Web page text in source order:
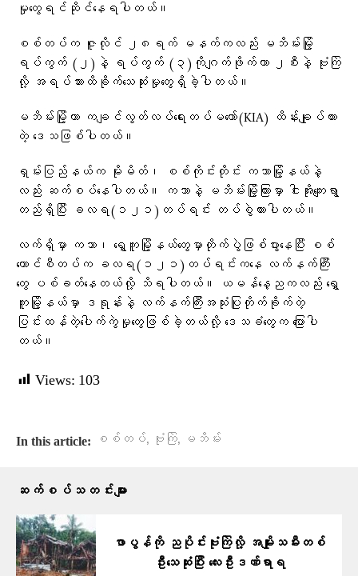
မှုတွေရင်ဆိုင်နေရပါတယ်။
စစ်တပ်က ဇူလိုင် ၂၈ရက် မနက်ကလည်း မဘိမ်းမြို့
ရပ်ကွက် (၂)နဲ့ ရပ်ကွက် (၃)ကိုဂျက်ဖိုက်တာ ၂စီးနဲ့ ဗုံးကြဲ
လို့ အရပ်သားထိခိုက်သေဆုံးမှုတွေရှိခဲ့ပါတယ်။
မဘိမ်းမြို့ဟာ ကချင်လွတ်လပ်ရေးတပ်မတော်(KIA) ထိန်းချုပ်ထား
တဲ့ ဒေသဖြစ်ပါတယ်။
ရှမ်းပြည်နယ်က မိုးမိတ်၊ စစ်ကိုင်းတိုင်း ကသာမြို့နယ်နဲ့
လည်း ဆက်စပ်နေပါတယ်။ ကသာနဲ့ မဘိမ်းမြို့ကြားမှာ ငါးအိုးကျေးရွာ
တည်ရှိပြီး ခလရ(၁၂၁)တပ်ရင်း တပ်စွဲထားပါတယ်။
လက်ရှိမှာ ကသာ၊ ရွှေကူမြို့နယ်တွေမှာတိုက်ပွဲဖြစ်ပွားနေပြီး စစ်
ကောင်စီတပ်က ခလရ(‌၁၂၁)တပ်ရင်းကနေ လက်နက်ကြီး
တွေ ပစ်ခတ်နေတယ်လို့ သိရပါတယ်။ ယမန်နေ့ညကလည်း ရွှေ
ကူမြို့နယ်မှာ ဒရုန်းနဲ့ လက်နက်ကြီးအသုံးပြုတိုက်ခိုက်တဲ့
ပြင်းထန်တဲ့ပေါက်ကွဲမှုတွေဖြစ်ခဲ့တယ်လို့ ဒေသခံတွေက ပြောပါ
တယ်။
Views: 103
In this article: စစ်တပ်, ဗုံးကြဲ, မဘိမ်း
ဆက်စပ်သတင်းများ
ဖာပွန်ကို ညပိုင်းဗုံးကြဲလို့ အမျိုးသမီးတစ်
ဦးသေဆုံးပြီး လေးဦးဒဏ်ရာရ